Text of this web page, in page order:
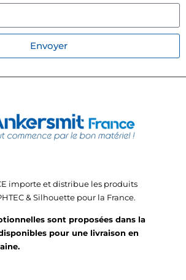
Envoyer
importe et distribue les produits
& Silhouette pour la France.
sont proposées dans la
pour une livraison en